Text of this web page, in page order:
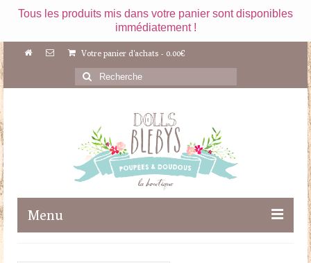
Tous les produits mis dans votre panier sont disponibles
immédiatement !
Votre panier d'achats - 0.00€
Rechercher
:
Menu